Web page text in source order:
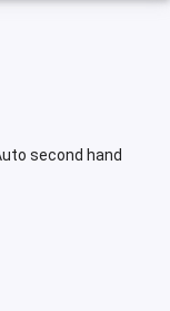
second hand